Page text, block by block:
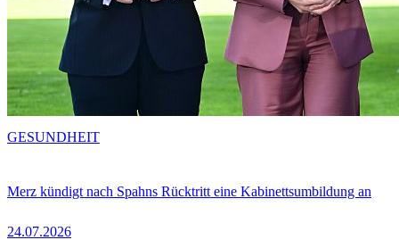
Merz kündigt nach Spahns Rücktritt eine Kabinettsumbildung an
24.07.2026
GESUNDHEIT